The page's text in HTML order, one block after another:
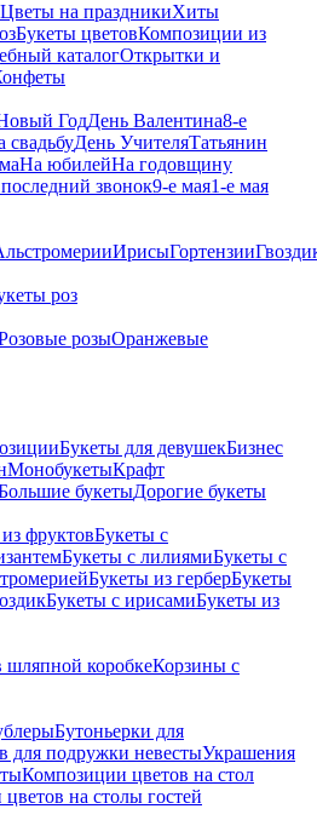
Цветы на праздникиХиты
Букеты цветовКомпозиции из
каталогОткрытки и
ГодДень Валентина8-е
свадьбуДень УчителяТатьянин
На юбилейНа годовщину
звонок9-е мая1-е мая
ИрисыГортензии
роз
розыОранжевые
Букеты для девушекБизнес
МонобукетыКрафт
букетыДорогие букеты
фруктовБукеты с
Букеты с лилиямиБукеты с
Букеты из герберБукеты
Букеты с ирисамиБукеты из
шляпной коробкеКорзины с
Бутоньерки для
для подружки невестыУкрашения
Композиции цветов на стол
на столы гостей